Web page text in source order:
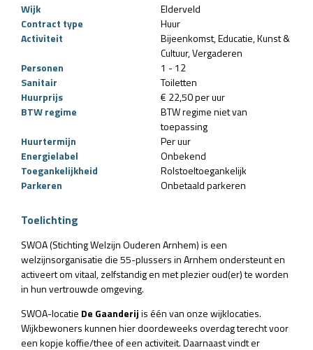
Wijk
Elderveld
Contract type
Huur
Activiteit
Bijeenkomst Educatie Kunst &
Cultuur Vergaderen
Personen
1 - 12
Sanitair
Toiletten
Huurprijs
€ 22,50 per uur
BTW regime
BTW regime niet van
toepassing
Huurtermijn
Per uur
Energielabel
Onbekend
Toegankelijkheid
Rolstoeltoegankelijk
Parkeren
Onbetaald parkeren
Toelichting
SWOA (Stichting Welzijn Ouderen Arnhem) is een
welzijnsorganisatie die 55-plussers in Arnhem ondersteunt en
activeert om vitaal, zelfstandig en met plezier oud(er) te worden
in hun vertrouwde omgeving.
SWOA-locatie De Gaanderijis één van onze wijklocaties.
Wijkbewoners kunnen hier doordeweeks overdag terecht voor
een kopje koffie/thee of een activiteit. Daarnaast vindt er